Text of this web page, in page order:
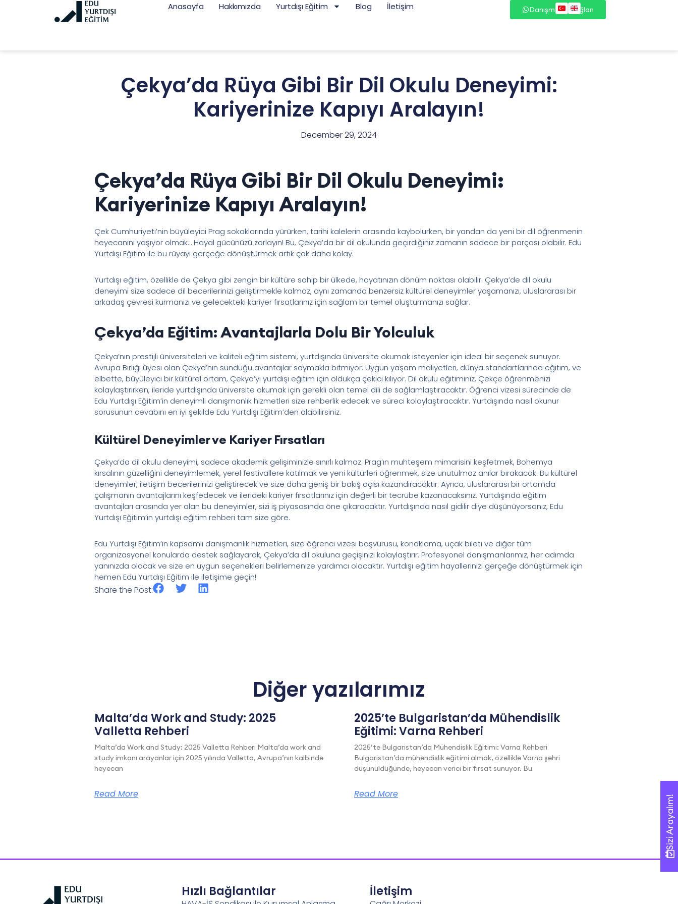
Anasayfa Hakkımızda Yurtdışı Eğitim Blog İletişim Danışmana Bağlan
Çekya’da Rüya Gibi Bir Dil Okulu Deneyimi:
Kariyerinize Kapıyı Aralayın!
December 29, 2024
Çekya’da Rüya Gibi Bir Dil Okulu Deneyimi:
Kariyerinize Kapıyı Aralayın!
Çek Cumhuriyeti’nin büyüleyici Prag sokaklarında yürürken, tarihi kalelerin arasında kaybolurken, bir yandan da yeni bir dil öğrenmenin
heyecanını yaşıyor olmak… Hayal gücünüzü zorlayın! Bu, Çekya’da bir dil okulunda geçirdiğiniz zamanın sadece bir parçası olabilir. Edu
Yurtdışı Eğitim ile bu rüyayı gerçeğe dönüştürmek artık çok daha kolay.
Yurtdışı eğitim, özellikle de Çekya gibi zengin bir kültüre sahip bir ülkede, hayatınızın dönüm noktası olabilir. Çekya’de dil okulu
deneyimi size sadece dil becerilerinizi geliştirmekle kalmaz, aynı zamanda benzersiz kültürel deneyimler yaşamanızı, uluslararası bir
arkadaş çevresi kurmanızı ve gelecekteki kariyer fırsatlarınız için sağlam bir temel oluşturmanızı sağlar.
Çekya’da Eğitim: Avantajlarla Dolu Bir Yolculuk
Çekya’nın prestijli üniversiteleri ve kaliteli eğitim sistemi, yurtdışında üniversite okumak isteyenler için ideal bir seçenek sunuyor.
Avrupa Birliği üyesi olan Çekya’nın sunduğu avantajlar saymakla bitmiyor. Uygun yaşam maliyetleri, dünya standartlarında eğitim, ve
elbette, büyüleyici bir kültürel ortam, Çekya’yı yurtdışı eğitim için oldukça çekici kılıyor. Dil okulu eğitiminiz, Çekçe öğrenmenizi
kolaylaştırırken, ileride yurtdışında üniversite okumak için gerekli olan temel dili de sağlamlaştıracaktır. Öğrenci vizesi sürecinde de
Edu Yurtdışı Eğitim’in deneyimli danışmanlık hizmetleri size rehberlik edecek ve süreci kolaylaştıracaktır. Yurtdışında nasıl okunur
sorusunun cevabını en iyi şekilde Edu Yurtdışı Eğitim’den alabilirsiniz.
Kültürel Deneyimler ve Kariyer Fırsatları
Çekya’da dil okulu deneyimi, sadece akademik gelişiminizle sınırlı kalmaz. Prag’ın muhteşem mimarisini keşfetmek, Bohemya
kırsalının güzelliğini deneyimlemek, yerel festivallere katılmak ve yeni kültürleri öğrenmek, size unutulmaz anılar bırakacak. Bu kültürel
deneyimler, iletişim becerilerinizi geliştirecek ve size daha geniş bir bakış açısı kazandıracaktır. Ayrıca, uluslararası bir ortamda
çalışmanın avantajlarını keşfedecek ve ilerideki kariyer fırsatlarınız için değerli bir tecrübe kazanacaksınız. Yurtdışında eğitim
avantajları arasında yer alan bu deneyimler, sizi iş piyasasında öne çıkaracaktır. Yurtdışında nasıl gidilir diye düşünüyorsanız, Edu
Yurtdışı Eğitim’in yurtdışı eğitim rehberi tam size göre.
Edu Yurtdışı Eğitim’in kapsamlı danışmanlık hizmetleri, size öğrenci vizesi başvurusu, konaklama, uçak bileti ve diğer tüm
organizasyonel konularda destek sağlayarak, Çekya’da dil okuluna geçişinizi kolaylaştırır. Profesyonel danışmanlarımız, her adımda
yanınızda olacak ve size en uygun seçenekleri belirlemenize yardımcı olacaktır. Yurtdışı eğitim hayallerinizi gerçeğe dönüştürmek için
hemen Edu Yurtdışı Eğitim ile iletişime geçin!
Share the Post:
Diğer yazılarımız
Malta’da Work and Study: 2025
Valletta Rehberi
Malta’da Work and Study: 2025 Valletta Rehberi Malta’da work and
study imkanı arayanlar için 2025 yılında Valletta, Avrupa’nın kalbinde
heyecan
Read More
2025’te Bulgaristan’da Mühendislik
Eğitimi: Varna Rehberi
2025’te Bulgaristan’da Mühendislik Eğitimi: Varna Rehberi
Bulgaristan’da mühendislik eğitimi almak, özellikle Varna şehri
düşünüldüğünde, heyecan verici bir fırsat sunuyor. Bu
Read More Sizi Arayalım!
Sizi Arayalım!
Hızlı Bağlantılar İletişim